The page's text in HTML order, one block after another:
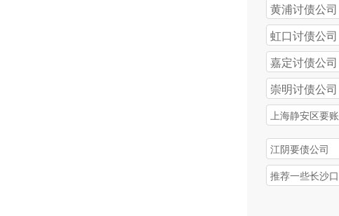
黄浦讨债公司
虹口讨债公司
嘉定讨债公司
崇明讨债公司
上海静安区要账
公司
江阴要债公司
推荐一些长沙口